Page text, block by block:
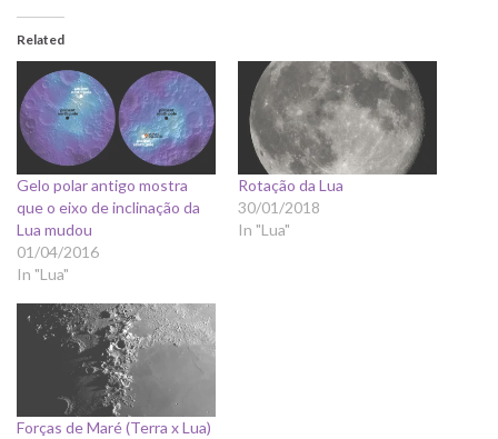
Related
Gelo polar antigo mostra
que o eixo de inclinação da
Lua mudou
01/04/2016
In "Lua"
Rotação da Lua
30/01/2018
In "Lua"
Forças de Maré (Terra x Lua)